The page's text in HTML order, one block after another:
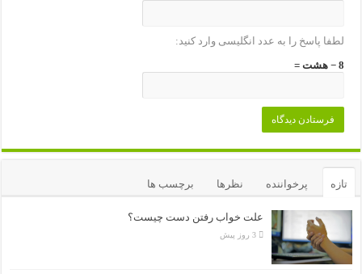
لطفا پاسخ را به عدد انگلیسی وارد کنید:
8 − هشت =
تازه پرخواننده نظرها برچسب ها
علت خواب رفتن دست چیست؟
3 روز پیش